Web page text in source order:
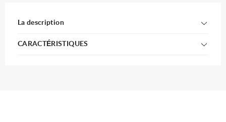
La description
CARACTÉRISTIQUES